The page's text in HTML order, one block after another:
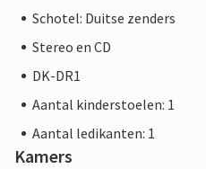
Schotel: Duitse zenders
Stereo en CD
DK-DR1
Aantal kinderstoelen: 1
Aantal ledikanten: 1
Kamers